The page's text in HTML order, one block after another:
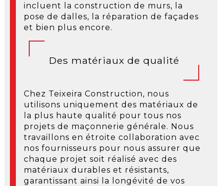
incluent la construction de murs, la
pose de dalles, la réparation de façades
et bien plus encore.
Des matériaux de qualité
Chez Teixeira Construction, nous
utilisons uniquement des matériaux de
la plus haute qualité pour tous nos
projets de maçonnerie générale. Nous
travaillons en étroite collaboration avec
nos fournisseurs pour nous assurer que
chaque projet soit réalisé avec des
matériaux durables et résistants,
garantissant ainsi la longévité de vos